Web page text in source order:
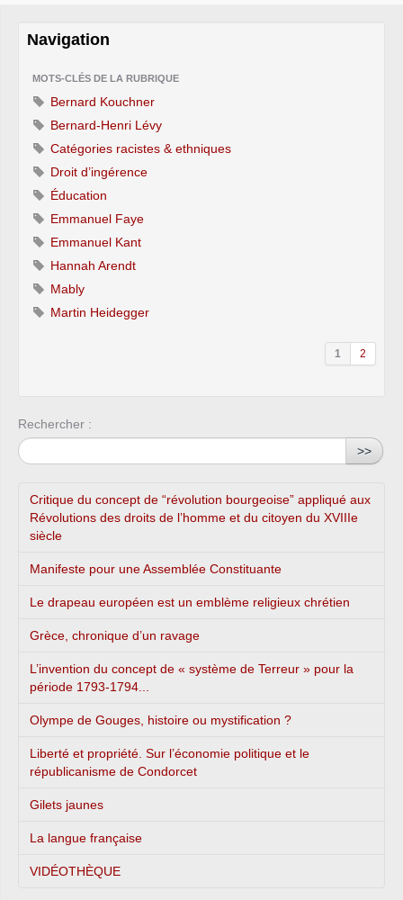
Navigation
MOTS-CLÉS DE LA RUBRIQUE
Bernard Kouchner
Bernard-Henri Lévy
Catégories racistes & ethniques
Droit d’ingérence
Éducation
Emmanuel Faye
Emmanuel Kant
Hannah Arendt
Mably
Martin Heidegger
1 2
Rechercher :
>>
Critique du concept de “révolution bourgeoise” appliqué aux
Révolutions des droits de l’homme et du citoyen du XVIIIe
siècle
Manifeste pour une Assemblée Constituante
Le drapeau européen est un emblème religieux chrétien
Grèce, chronique d’un ravage
L’invention du concept de « système de Terreur » pour la
période 1793-1794...
Olympe de Gouges, histoire ou mystification ?
Liberté et propriété. Sur l’économie politique et le
républicanisme de Condorcet
Gilets jaunes
La langue française
VIDÉOTHÈQUE